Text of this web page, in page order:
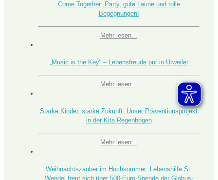
Come Together: Party, gute Laune und tolle
Begegnungen!
Mehr lesen...
„Music is the Key“ – Lebensfreude pur in Urweiler
Mehr lesen...
Starke Kinder, starke Zukunft: Unser Präventionsprojekt
in der Kita Regenbogen
Mehr lesen...
Weihnachtszauber im Hochsommer: Lebenshilfe St.
Wendel freut sich über 500-Euro-Spende der Globus-